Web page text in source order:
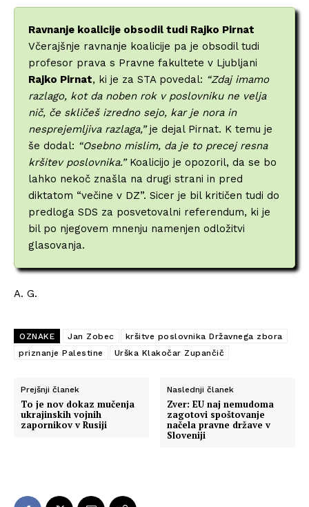
Ravnanje koalicije obsodil tudi Rajko Pirnat
Včerajšnje ravnanje koalicije pa je obsodil tudi
profesor prava s Pravne fakultete v Ljubljani
Rajko Pirnat, ki je za STA povedal: “Zdaj imamo
razlago, kot da noben rok v poslovniku ne velja
nič, če skličeš izredno sejo, kar je nora in
nesprejemljiva razlaga,”je dejal Pirnat. K temu je
še dodal: “Osebno mislim, da je to precej resna
kršitev poslovnika.” Koalicijo je opozoril, da se bo
lahko nekoč znašla na drugi strani in pred
diktatom “večine v DZ”. Sicer je bil kritičen tudi do
predloga SDS za posvetovalni referendum, ki je
bil po njegovem mnenju namenjen odložitvi
glasovanja.
A. G.
OZNAKE Jan Zobec
kršitve poslovnika Državnega zbora
priznanje Palestine
Urška Klakočar Zupančič
Prejšnji članek
To je nov dokaz mučenja
ukrajinskih vojnih
zapornikov v Rusiji
Naslednji članek
Zver: EU naj nemudoma
zagotovi spoštovanje
načela pravne države v
Sloveniji